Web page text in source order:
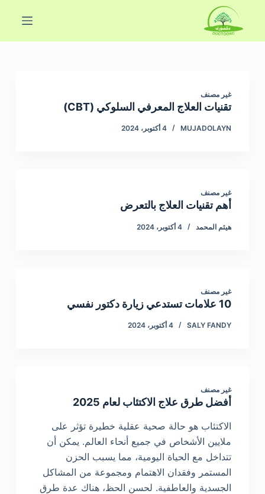
ت
غير مصنف
تقنيات العلاج المعرفي السلوكي (CBT)
MUJADOLAYN 4 أكتوبر، 2024
غير مصنف
أهم تقنيات العلاج بالتعرض
هيثم المحمد 4 أكتوبر، 2024
غير مصنف
10 علامات تستدعي زيارة دكتور نفسي
SALY FANDY 4 أكتوبر، 2024
غير مصنف
أفضل طرق علاج الاكتئاب لعام 2025
الاكتئاب هو حالة صحية عقلية خطيرة تؤثر على
ملايين الأشخاص في جميع أنحاء العالم. يمكن أن
تتداخل مع الحياة اليومية، مما يسبب الحزن
المستمر وفقدان الاهتمام ومجموعة من المشاكل
الجسدية والعاطفية. لحسن الحظ، هناك عدة طرق